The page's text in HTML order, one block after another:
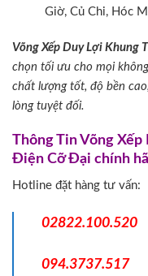
Giờ, Củ Chi, Hóc
Võng Xếp Duy Lợi Khung
chọn tối ưu cho mọi
chất lượng tốt, độ bền cao,
lòng tuyệt đối.
Thông Tin Võng
Điện Cỡ Đại chính
Hotline đặt hàng tư vấn:
02822.100.520
094.3737.517